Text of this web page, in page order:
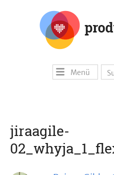
Menü
jiraagile-